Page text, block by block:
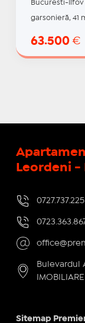
Bucuresti-Ilfov -
garsonieră, 41
63.500 €
Leordeni
0727.737.225
Bulevardul
Sitemap